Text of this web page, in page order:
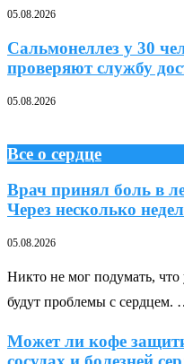
05.08.2026
Сальмонеллез у 30
проверяют службу
05.08.2026
Все о сердце
Врач принял боль в
Через несколько
05.08.2026
Никто не мог подумать, что
будут проблемы с сердцем.
Может ли кофе